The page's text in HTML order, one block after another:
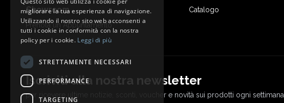
Showroom
Prenota un Appuntamento
Catalogo
Iscriviti alla nostra newsletter
per ricevere ultime notizie, sconti, voucher e novità sui prodotti ogni settimana.
migliorare la tua esperienza di navigazione.
Utilizzando il nostro sito web acconsenti a
tutti i cookie in conformità con la nostra
policy per i cookie. Leggi di più
STRETTAMENTE NECESSARI
PERFORMANCE
TARGETING